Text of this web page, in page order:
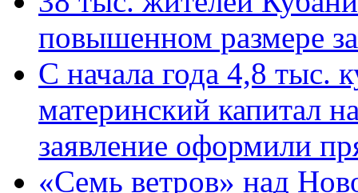
повышенном размере
С начала года 4,8 тыс.
материнский капитал
заявление оформили
«Семь ветров» над